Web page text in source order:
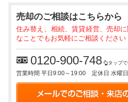
売却のご相談はこちらから
住み替え、相続、賃貸経営、売却
なことでもお気軽にご相談ください
0120-900-748 タップ
営業時間 平日9:00～19:00 定休日 水曜日